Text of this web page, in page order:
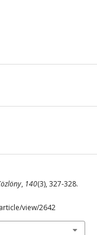
, 140(3), 327-328.
view/2642